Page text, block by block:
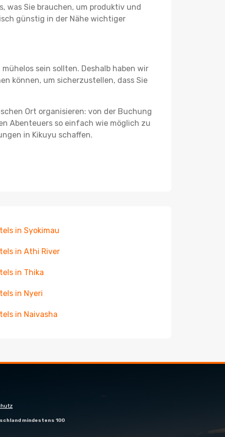
was Sie brauchen, um produktiv und
günstig in der Nähe wichtiger
sein sollten. Deshalb haben wir
können, um sicherzustellen, dass Sie
Ort organisieren: von der Buchung
Abenteuers so einfach wie möglich zu
in Kikuyu schaffen.
in Syokimau
in Athi River
in Thika
in Nyeri
in Naivasha
mindestens 100